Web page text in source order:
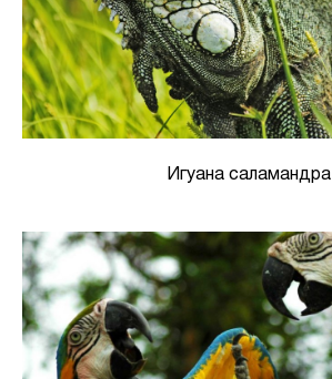
Игуана саламандра